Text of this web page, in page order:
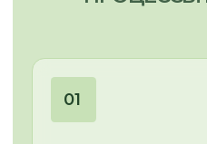
Сертификаты
Этапы работы
Отзывы